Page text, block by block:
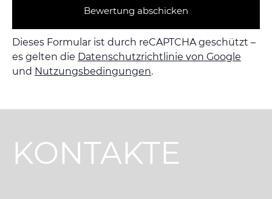
Bewertung abschicken
Dieses Formular ist durch reCAPTCHA geschützt –
es gelten die Datenschutzrichtlinie von Google
und Nutzungsbedingungen.
KONTAKTE